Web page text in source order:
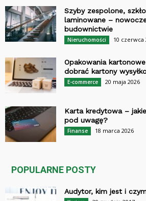
Szyby zespolone,
laminowane –
budownictwie
Nieruchomości 10 czerwca
Opakowania
dobrać kartony
E-commerce 20 maja 2026
Karta kredytowa –
pod uwagę?
Finanse 18 marca 2026
POPULARNE POSTY
Audytor, kim jest i